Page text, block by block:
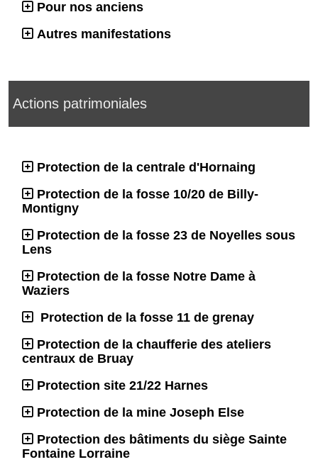
Pour nos anciens
Autres manifestations
Actions patrimoniales
Protection de la centrale d'Hornaing
Protection de la fosse 10/20 de Billy-
Montigny
Protection de la fosse 23 de Noyelles sous
Lens
Protection de la fosse Notre Dame à
Waziers
Protection de la fosse 11 de grenay
Protection de la chaufferie des ateliers
centraux de Bruay
Protection site 21/22 Harnes
Protection de la mine Joseph Else
Protection des bâtiments du siège Sainte
Fontaine Lorraine